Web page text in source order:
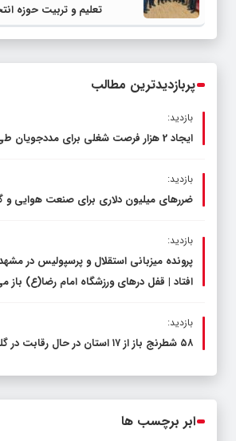
تعلیم و تربیت حوزه
مشترک عضو
پربازدیدترین مطالب
بازدید:
ایجاد 2 هزار فرصت شغلی برای مددجویان طی ۵ سال گذشته
بازدید:
ضررهای میلیون دلاری برای صنعت هوایی و
بازدید:
پرونده میزبانی استقلال و پرسپولیس در
افتاد | قفل در‌های ورزشگاه امام رضا(ع) باز
بازدید:
۵۸ شطرنج‌ باز از ۱۷ استان در حال رقابت در گلمکان
ابر برچسب ها